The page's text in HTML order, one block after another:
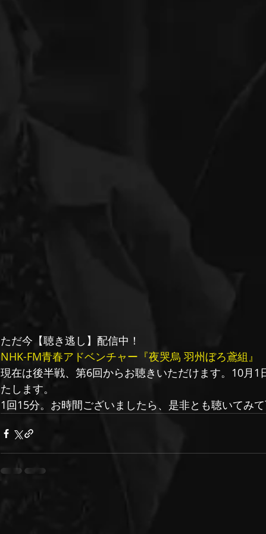
ただ今【聴き逃し】配信中！
NHK-FM青春アドベンチャー『夜哭烏 羽州ぼろ鳶組』
現在は後半戦、第6回からお聴きいただけます。10月
たします。
1回15分。お時間ございましたら、是非とも聴いてみて